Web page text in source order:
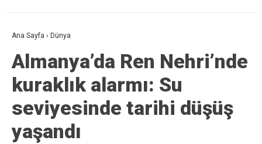
Ana Sayfa › Dünya
Almanya’da Ren Nehri’nde
kuraklık alarmı: Su
seviyesinde tarihi düşüş
yaşandı